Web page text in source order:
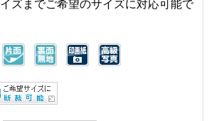
ズまでご希望のサイズに対応可能で